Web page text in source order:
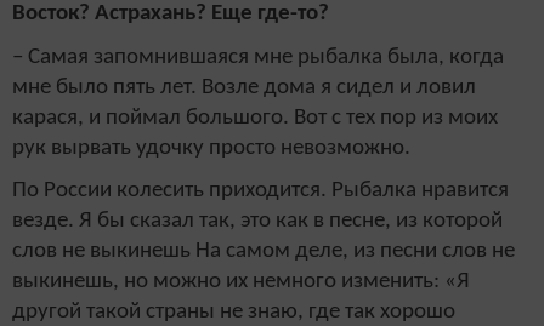
Восток? Астрахань? Еще где-то?
– Самая запомнившаяся мне рыбалка была, когда
мне было пять лет. Возле дома я сидел и ловил
карася, и поймал большого. Вот с тех пор из моих
рук вырвать удочку просто невозможно.
По России колесить приходится. Рыбалка нравится
везде. Я бы сказал так, это как в песне, из которой
слов не выкинешь На самом деле, из песни слов не
выкинешь, но можно их немного изменить: «Я
другой такой страны не знаю, где так хорошо